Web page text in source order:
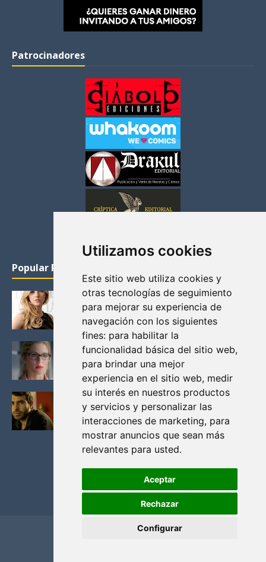
Utilizamos cookies
Este sitio web utiliza cookies y
otras tecnologías de seguimiento
para mejorar su experiencia de
navegación con los siguientes
fines: para habilitar la
funcionalidad básica del sitio web,
para brindar una mejor
experiencia en el sitio web, medir
su interés en nuestros productos
y servicios y personalizar las
interacciones de marketing, para
mostrar anuncios que sean más
relevantes para usted.
Aceptar
Rechazar
Configurar
Patrocinadores
Popular Posts
KATHERYN WINNICK: LA ACTRIZ MAS GUAPA DE
VIKINGOS
Junio 14, 2013
FELICITY (EMILY BETT RICKARDS), LAS FOTOS
MAS BONITAS DE LA ALIADA DE ARROW
Noviembre 30, 2013
BLACK MIRROR: TODA TU HISTORIA. EPISODIO 3.
LA CRITICA
Mayo 17, 2012
Privacidad y cookies
Contacto